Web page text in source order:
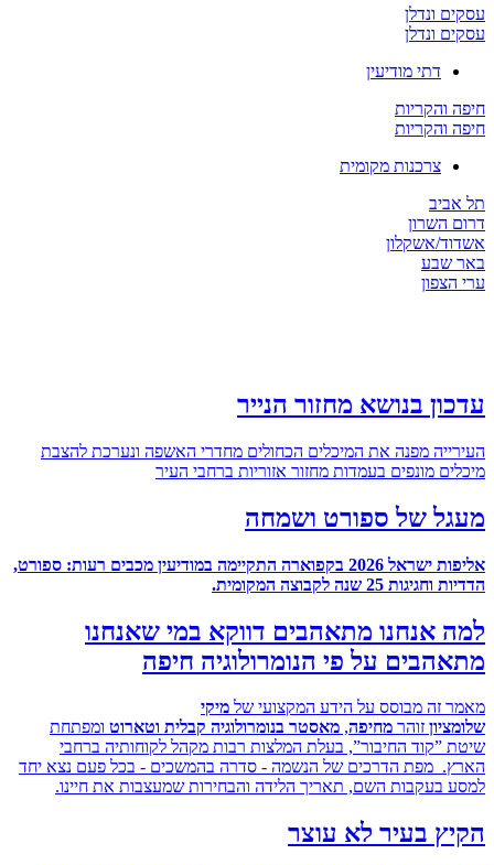
ונדלן
ונדלן
דתי מודיעין
צרכנות מקומית
אשקלון
בנושא מחזור הנייר
מפנה את המיכלים הכחולים מחדרי האשפה ונערכת להצבת
מונפים בעמדות מחזור אזוריות ברחבי העיר
של ספורט ושמחה
אליפות ישראל 2026 בקפוארה התקיימה במודיעין מכבים רעות: ספורט,
25 שנה לקבוצה המקומית.
אנחנו מתאהבים דווקא במי שאנחנו
על פי הנומרולוגיה חיפה
זה מבוסס על הידע המקצועי שלמיקי
זוהרמחיפה ,מאסטר בנומרולוגיה קבלית וטארוטומפתחת
החיבור”, בעלת המלצות רבות מקהל לקוחותיה ברחבי
מפת הדרכים של הנשמה - סדרה בהמשכים - בכל פעם נצא יחד
השם, תאריך הלידה והבחירות שמעצבות את חיינו.
בעיר לא עוצר